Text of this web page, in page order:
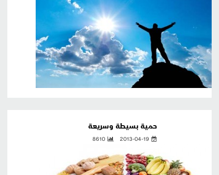
حمية بسيطة وسريعة
2013-04-19
8610